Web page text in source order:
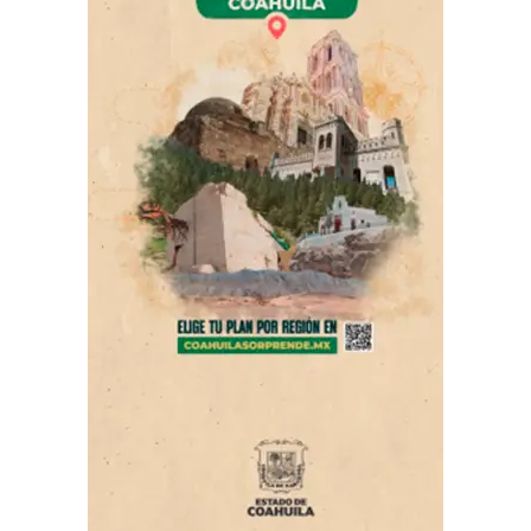
trabajadores de esta empresa, así como de todo
Coahuila, es la mejor del mundo.
ADVERTISEMENT
Comentó que esta nueva inversión de Adient es muy
importante para la entidad, ya que la herramienta más
poderosa que se le puede dar a las y los coahuilenses
para salir adelante, es que tengan un empleo.